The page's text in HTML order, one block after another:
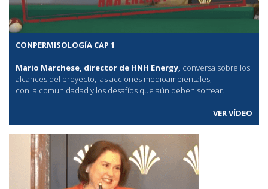
CONPERMISOLOGÍA CAP 1
Mario Marchese, director de HNH Energy, conversa sobre los
alcances del proyecto, las acciones medioambientales,
con la comunidadad y los desafíos que aún deben sortear.
VER VÍDEO